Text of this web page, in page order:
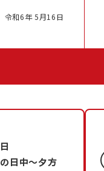
令和6年 5月16日
日中〜夕方